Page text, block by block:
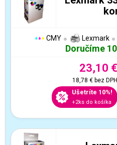
CMY Lexmark
Doručíme
23,10 €
18,78 €bez DPH
Ušetríte 10%!
+2ks do košíka